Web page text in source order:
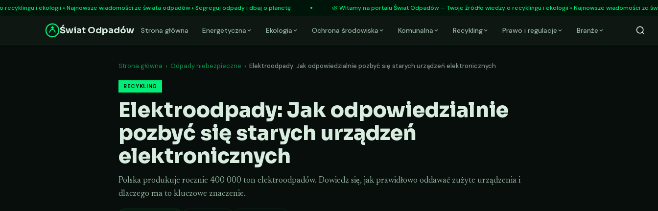
Przejdź
ekologii • Najnowsze wiadomości ze świata odpadów • Segreguj odpady i dbaj o planetę 🌿 Witamy na portalu Świat Odpadów — Twoje źródło wiedzy o recyklingu i ekologii • Najnowsze wiadomości ze świata
Świat Odpadów Strona główna Energetyczna Ekologia Ochrona środowiska Komunalna Recykling Prawo i regulacje Branże
Strona główna › Odpady niebezpieczne › Elektroodpady: Jak odpowiedzialnie pozbyć się starych urządzeń elektronicznych
RECYKLING
Elektroodpady: Jak odpowiedzialnie
pozbyć się starych urządzeń
elektronicznych
Polska produkuje rocznie 400 000 ton elektroodpadów. Dowiedz się, jak prawidłowo oddawać zużyte urządzenia i
dlaczego ma to kluczowe znaczenie.